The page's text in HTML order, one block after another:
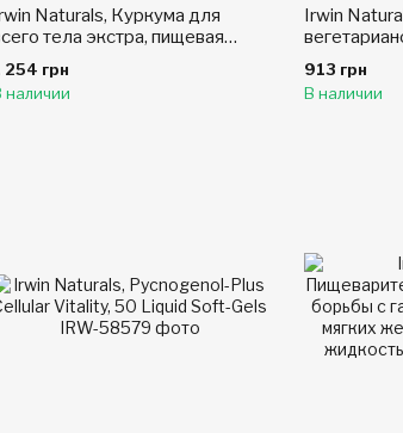
Naturals, Куркума для
тела экстра, пищевая
с куркумином, 60
желатиновых капсул с
254 грн
наличии
Irwin
913 грн
В наличии